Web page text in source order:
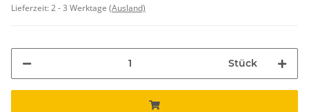
Lieferzeit:2 - 3 Werktage (Ausland)
Stück